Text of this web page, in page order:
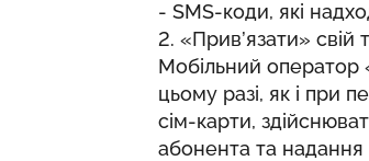
- SMS-коди, які
2. «Прив’язати»
Мобільний оператор
цьому разі, як і при
сім-карти,
абонента та